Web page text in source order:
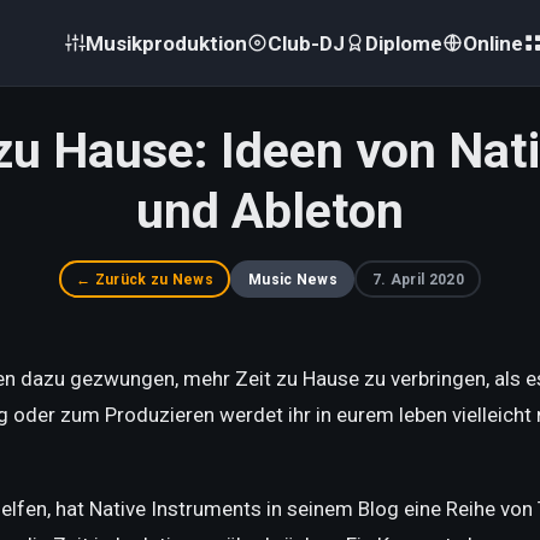
Musikproduktion Club-DJ Diplome Online
Hause: Ideen von
und Ableton
← Zurück zu News Music News 7. April 2020
dazu gezwungen, mehr Zeit zu Hause zu verbringen, als
oder zum Produzieren werdet ihr in eurem leben
hat Native Instruments in seinem Blog eine Reihe